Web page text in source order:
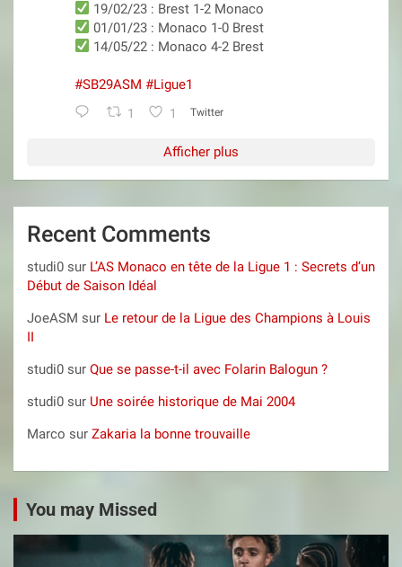
19/02/23 : Brest 1-2 Monaco
01/01/23 : Monaco 1-0 Brest
14/05/22 : Monaco 4-2 Brest
#SB29ASM #Ligue1
1 1 Twitter
Afficher plus
Recent Comments
studi0 sur L’AS Monaco en tête de la Ligue 1 : Secrets d’un
Début de Saison Idéal
JoeASM sur Le retour de la Ligue des Champions à Louis
II
studi0 sur Que se passe-t-il avec Folarin Balogun ?
studi0 sur Une soirée historique de Mai 2004
Marco sur Zakaria la bonne trouvaille
You may Missed